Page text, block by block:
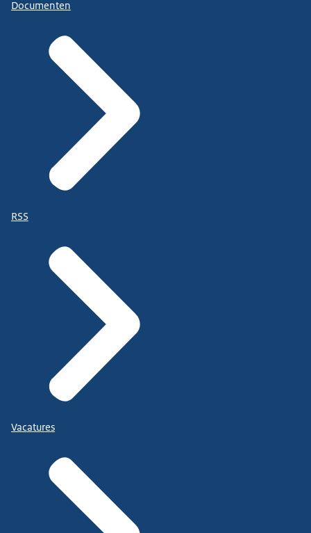
Documenten
RSS
Vacatures